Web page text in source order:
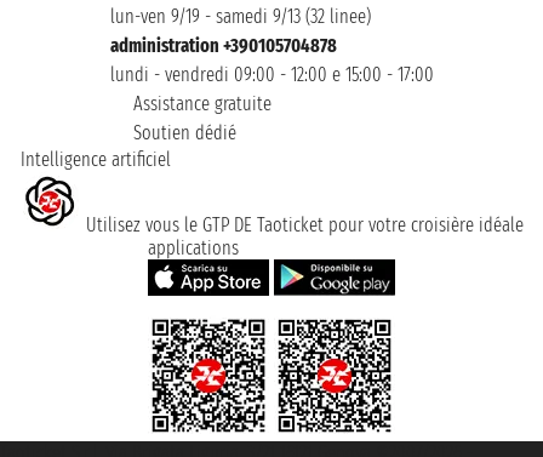
lun-ven 9/19 - samedi 9/13 (32 linee)
administration +390105704878
lundi - vendredi 09:00 - 12:00 e 15:00 - 17:00
Assistance gratuite
Soutien dédié
Intelligence artificiel
Utilisez vous le GTP DE Taoticket pour votre croisière idéale
applications